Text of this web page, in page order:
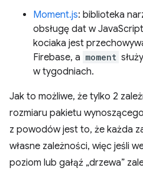
Moment.js: biblioteka
obsługę dat w
kociaka jest
Firebase, a moment
w tygodniach.
Jak to możliwe, że tylko 2
rozmiaru pakietu
z powodów jest to, że każda
własne zależności, więc jeśli
poziom lub gałąź „drzewa”